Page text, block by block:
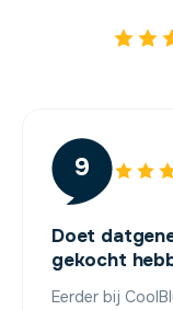
9
Doet
gekocht
Eerder bij